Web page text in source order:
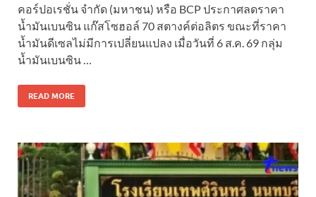
คอร์ปอเรชั่น จำกัด (มหาชน) หรือ BCP ประกาศลดราคา
น้ำมันเบนซิน แก๊สโซฮอล์ 70 สตางค์ต่อลิตร ขณะที่ราคา
น้ำมันดีเซลไม่มีการเปลี่ยนแปลง เมื่อวันที่ 6 ส.ค. 69 กลุ่ม
น้ำมันเบนซิน …
READ MORE